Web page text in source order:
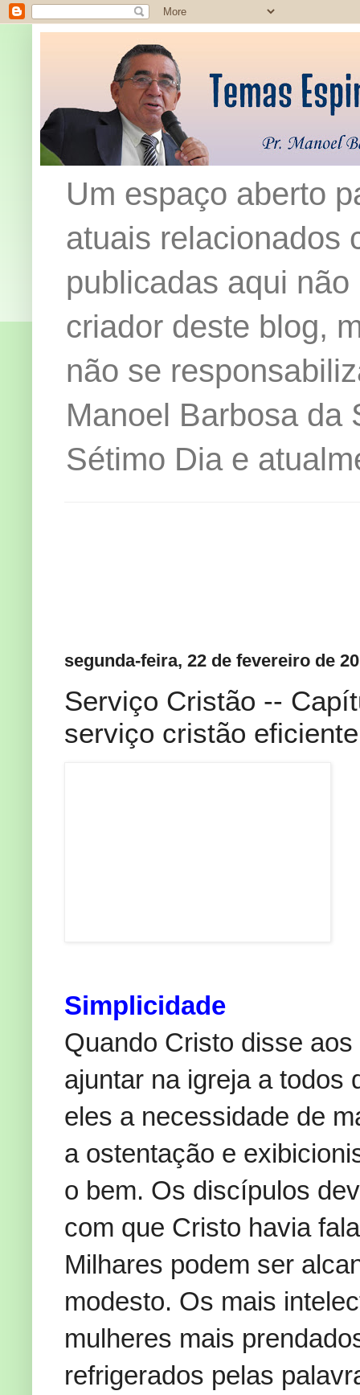
Um espaço aberto
atuais relacionados
publicadas aqui
criador deste blog,
não se
Manoel Barbosa da
Sétimo Dia e
segunda-feira, 22 de fevereiro de
Serviço Cristão --
serviço cristão
Simplicidade
Quando Cristo disse
ajuntar na igreja a todos
eles a necessidade de
a ostentação e
o bem. Os discípulos
com que Cristo havia
Milhares podem ser
modesto. Os mais
mulheres mais
refrigerados pelas